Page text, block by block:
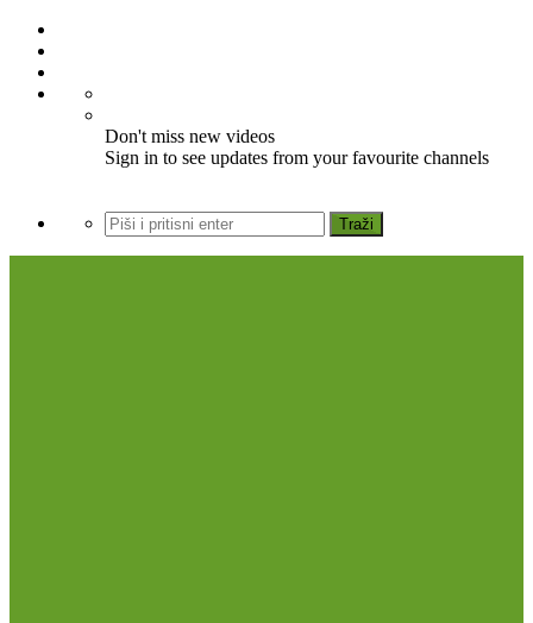
Don't miss new videos
Sign in to see updates from your favourite channels